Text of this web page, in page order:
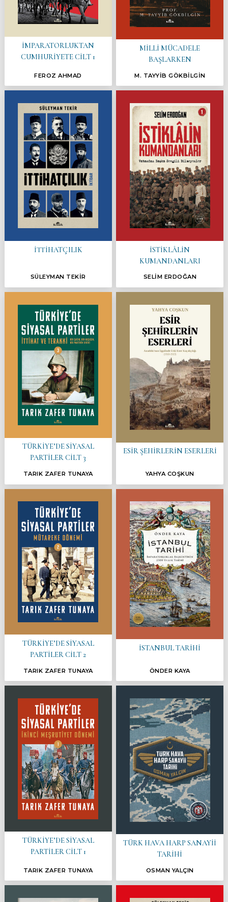
İMPARATORLUKTAN
CUMHURİYETE CİLT 1
FEROZ AHMAD
MİLLİ MÜCADELE
BAŞLARKEN
M. TAYYİB GÖKBİLGİN
İTTİHATÇILIK
SÜLEYMAN TEKİR
İSTİKLÂLİN
KUMANDANLARI
SELİM ERDOĞAN
TÜRKİYE’DE SİYASAL
PARTİLER CİLT 3
TARIK ZAFER TUNAYA
ESİR ŞEHİRLERİN ESERLERİ
YAHYA COŞKUN
TÜRKİYE’DE SİYASAL
PARTİLER CİLT 2
TARIK ZAFER TUNAYA
İSTANBUL TARİHİ
ÖNDER KAYA
TÜRKİYE’DE SİYASAL
PARTİLER CİLT 1
TARIK ZAFER TUNAYA
TÜRK HAVA HARP SANAYİİ
TARİHİ
OSMAN YALÇIN